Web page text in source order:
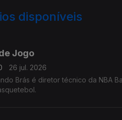
disponíveis
Jogo
26 jul. 2026
Brás é diretor técnico da NBA